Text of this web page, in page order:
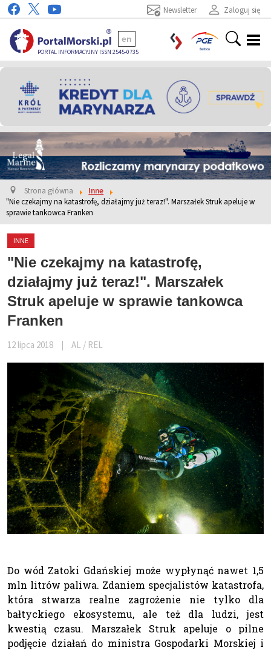
Zaloguj się
Newsletter
PORTAL INFORMACYJNY ISSN 2545-0735
en
Strona główna
Inne
"Nie czekajmy na katastrofę, działajmy już teraz!". Marszałek Struk apeluje w
sprawie tankowca Franken
INNE
"Nie czekajmy na katastrofę,
działajmy już teraz!". Marszałek
Struk apeluje w sprawie tankowca
Franken
12 lipca 2018 AL / REL
Do wód Zatoki Gdańskiej może wypłynąć nawet 1,5
mln litrów paliwa. Zdaniem specjalistów katastrofa,
która stwarza realne zagrożenie nie tylko dla
bałtyckiego ekosystemu, ale też dla ludzi, jest
kwestią czasu. Marszałek Struk apeluje o pilne
podjęcie działań do ministra Gospodarki Morskiej i